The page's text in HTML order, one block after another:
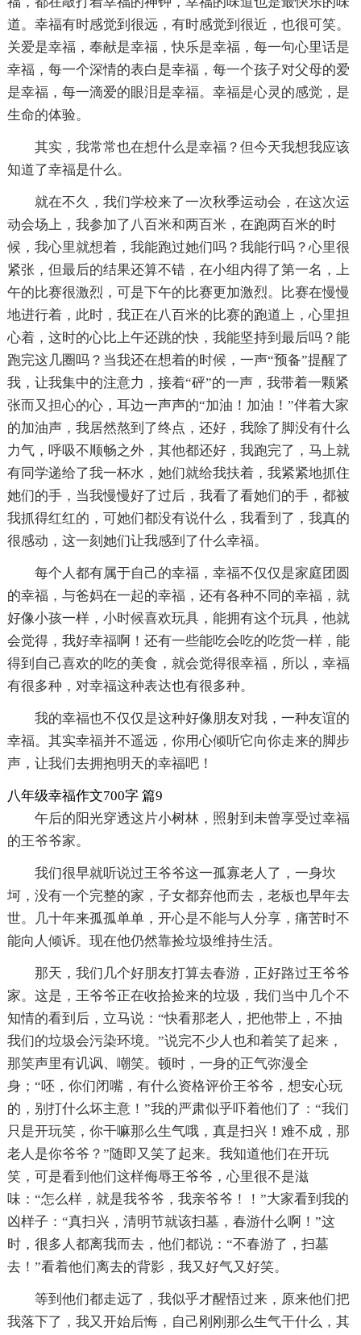
道。幸福有时感觉到很远，有时感觉到很近，也很可笑。
关爱是幸福，奉献是幸福，快乐是幸福，每一句心里话是
幸福，每一个深情的表白是幸福，每一个孩子对父母的爱
是幸福，每一滴爱的眼泪是幸福。幸福是心灵的感觉，是
生命的体验。
其实，我常常也在想什么是幸福？但今天我想我应该
知道了幸福是什么。
就在不久，我们学校来了一次秋季运动会，在这次运
动会场上，我参加了八百米和两百米，在跑两百米的时
候，我心里就想着，我能跑过她们吗？我能行吗？心里很
紧张，但最后的结果还算不错，在小组内得了第一名，上
午的比赛很激烈，可是下午的比赛更加激烈。比赛在慢慢
地进行着，此时，我正在八百米的比赛的跑道上，心里担
心着，这时的心比上午还跳的快，我能坚持到最后吗？能
跑完这几圈吗？当我还在想着的时候，一声“预备”提醒了
我，让我集中的注意力，接着“砰”的一声，我带着一颗紧
张而又担心的心，耳边一声声的“加油！加油！”伴着大家
的加油声，我居然熬到了终点，还好，我除了脚没有什么
力气，呼吸不顺畅之外，其他都还好，我跑完了，马上就
有同学递给了我一杯水，她们就给我扶着，我紧紧地抓住
她们的手，当我慢慢好了过后，我看了看她们的手，都被
我抓得红红的，可她们都没有说什么，我看到了，我真的
很感动，这一刻她们让我感到了什么幸福。
每个人都有属于自己的幸福，幸福不仅仅是家庭团圆
的幸福，与爸妈在一起的幸福，还有各种不同的幸福，就
好像小孩一样，小时候喜欢玩具，能拥有这个玩具，他就
会觉得，我好幸福啊！还有一些能吃会吃的吃货一样，能
得到自己喜欢的吃的美食，就会觉得很幸福，所以，幸福
有很多种，对幸福这种表达也有很多种。
我的幸福也不仅仅是这种好像朋友对我，一种友谊的
幸福。其实幸福并不遥远，你用心倾听它向你走来的脚步
声，让我们去拥抱明天的幸福吧！
八年级幸福作文700字 篇9
午后的阳光穿透这片小树林，照射到未曾享受过幸福
的王爷爷家。
我们很早就听说过王爷爷这一孤寡老人了，一身坎
坷，没有一个完整的家，子女都弃他而去，老板也早年去
世。几十年来孤孤单单，开心是不能与人分享，痛苦时不
能向人倾诉。现在他仍然靠捡垃圾维持生活。
那天，我们几个好朋友打算去春游，正好路过王爷爷
家。这是，王爷爷正在收拾捡来的垃圾，我们当中几个不
知情的看到后，立马说：“快看那老人，把他带上，不抽
我们的垃圾会污染环境。”说完不少人也和着笑了起来，
那笑声里有讥讽、嘲笑。顿时，一身的正气弥漫全
身；“呸，你们闭嘴，有什么资格评价王爷爷，想安心玩
的，别打什么坏主意！”我的严肃似乎吓着他们了：“我们
只是开玩笑，你干嘛那么生气哦，真是扫兴！难不成，那
老人是你爷爷？”随即又笑了起来。我知道他们在开玩
笑，可是看到他们这样侮辱王爷爷，心里很不是滋
味：“怎么样，就是我爷爷，我亲爷爷！！”大家看到我的
凶样子：“真扫兴，清明节就该扫墓，春游什么啊！”这
时，很多人都离我而去，他们都说：“不春游了，扫墓
去！”看着他们离去的背影，我又好气又好笑。
等到他们都走远了，我似乎才醒悟过来，原来他们把
我落下了，我又开始后悔，自己刚刚那么生气干什么，其